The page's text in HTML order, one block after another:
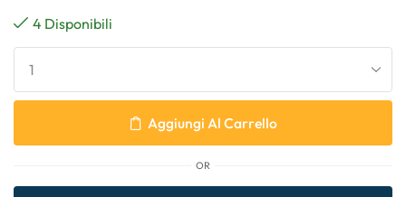
4 Disponibili
Aggiungi Al Carrello
OR